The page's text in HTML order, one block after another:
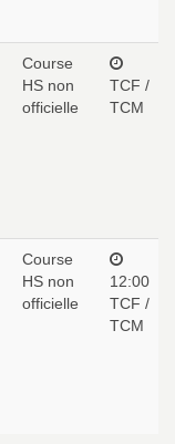
Course
HS non
officielle
TCF /
TCM
Course
HS non
officielle
12:00
TCF /
TCM